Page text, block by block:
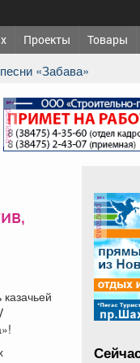
Проекты Товары
«Забава»
реклама
реклама